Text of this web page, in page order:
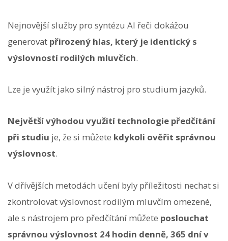
Nejnovější služby pro syntézu AI řeči dokážou
generovat přirozený hlas, který je identický s
výslovností rodilých mluvčích.
Lze je využít jako silný nástroj pro studium jazyků.
Největší výhodou využití technologie předčítání
při studiu je, že si můžete kdykoli ověřit správnou
výslovnost.
V dřívějších metodách učení byly příležitosti nechat si
zkontrolovat výslovnost rodilým mluvčím omezené,
ale s nástrojem pro předčítání můžete poslouchat
správnou výslovnost 24 hodin denně, 365 dní v